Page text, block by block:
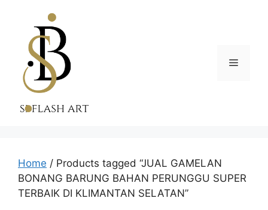
content
Menu
Home / Products tagged “JUAL GAMELAN
BONANG BARUNG BAHAN PERUNGGU SUPER
TERBAIK DI KLIMANTAN SELATAN”